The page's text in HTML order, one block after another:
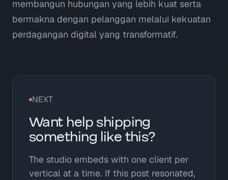
membangun hubungan yang lebih kuat serta
bermakna dengan pelanggan melalui kekuatan
perdagangan digital yang transformatif.
NEXT
Want help shipping
something like this?
The studio embeds with one client per
vertical at a time. If this post resonated,